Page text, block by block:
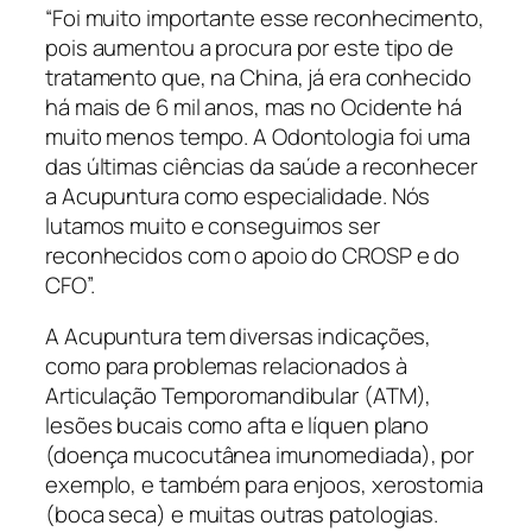
“Foi muito importante esse reconhecimento,
pois aumentou a procura por este tipo de
tratamento que, na China, já era conhecido
há mais de 6 mil anos, mas no Ocidente há
muito menos tempo. A Odontologia foi uma
das últimas ciências da saúde a reconhecer
a Acupuntura como especialidade. Nós
lutamos muito e conseguimos ser
reconhecidos com o apoio do CROSP e do
CFO”.
A Acupuntura tem diversas indicações,
como para problemas relacionados à
Articulação Temporomandibular (ATM),
lesões bucais como afta e líquen plano
(doença mucocutânea imunomediada), por
exemplo, e também para enjoos, xerostomia
(boca seca) e muitas outras patologias.